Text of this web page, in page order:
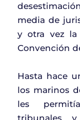
media de
y otra vez la
Convención
Hasta hace
los marinos
les
tribunales